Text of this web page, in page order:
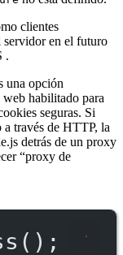
clientes
servidor en el futuro
.
una opción
habilitado para
seguras. Si
a través de HTTP, la
detrás de un proxy
“proxy de
();